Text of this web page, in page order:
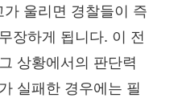
울리면 경찰들이 즉
장하게 됩니다. 이 전
상황에서의 판단력
실패한 경우에는 필